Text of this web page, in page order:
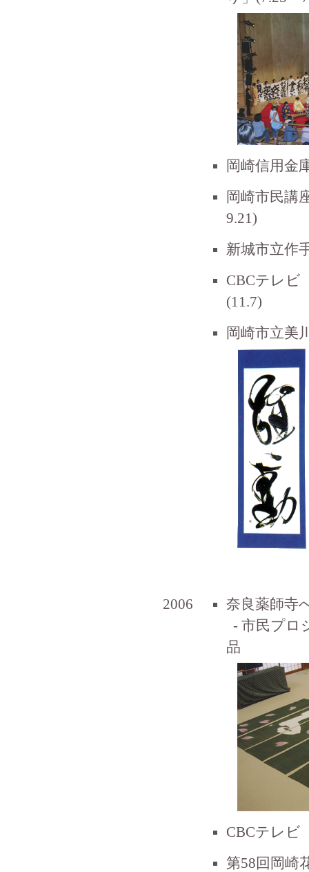
岡崎信用金
岡崎市民講
9.21)
新城市立作
CBCテレビ
(11.7)
岡崎市立美
2006
奈良薬師寺
- 市民プロ
品
CBCテレビ
第58回岡崎